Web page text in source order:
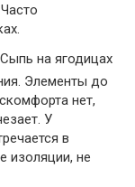
на ягодицах
Элементы до
нет,
У
в
изоляции, не